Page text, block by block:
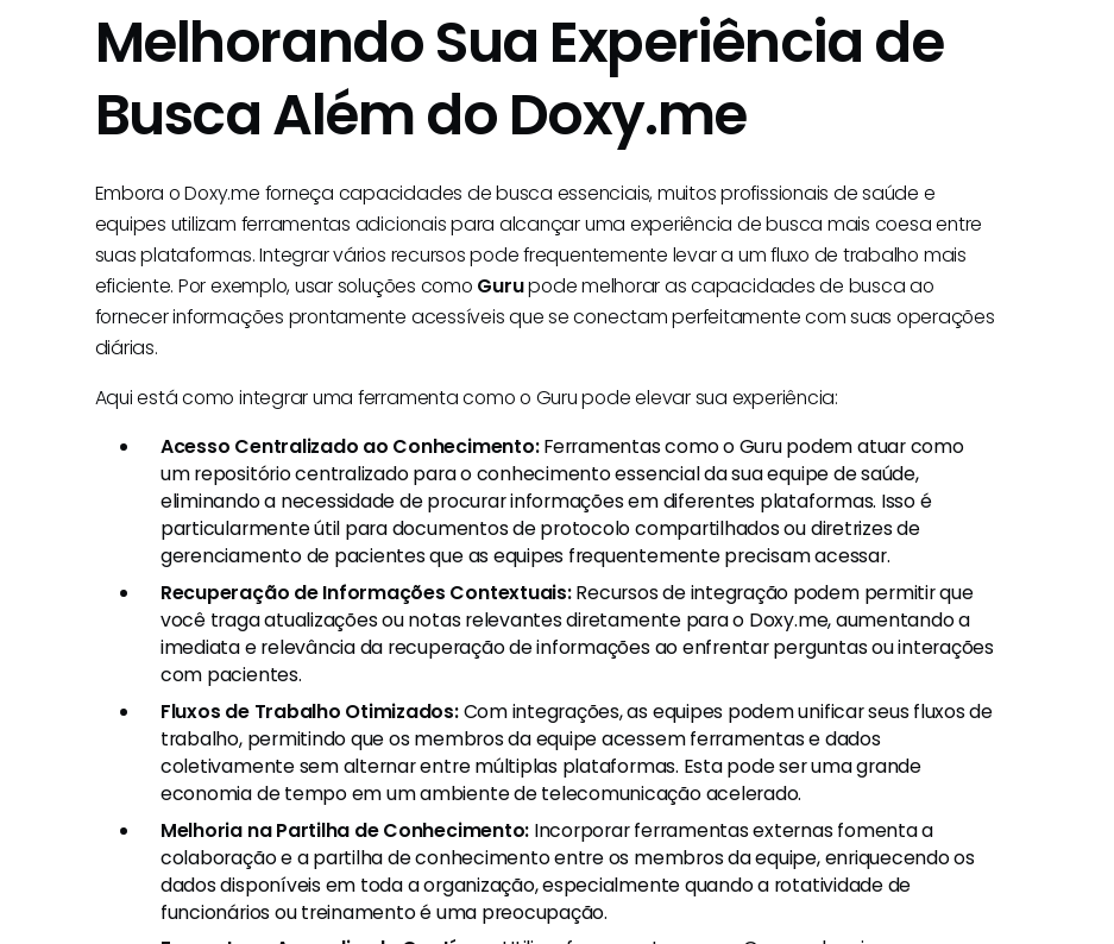
Melhorando Sua Experiência de
Busca Além do Doxy.me
Embora o Doxy.me forneça capacidades de busca essenciais, muitos profissionais de saúde e
equipes utilizam ferramentas adicionais para alcançar uma experiência de busca mais coesa entre
suas plataformas. Integrar vários recursos pode frequentemente levar a um fluxo de trabalho mais
eficiente. Por exemplo, usar soluções como Gurupode melhorar as capacidades de busca ao
fornecer informações prontamente acessíveis que se conectam perfeitamente com suas operações
diárias.
Aqui está como integrar uma ferramenta como o Guru pode elevar sua experiência:
Acesso Centralizado ao Conhecimento:Ferramentas como o Guru podem atuar como
um repositório centralizado para o conhecimento essencial da sua equipe de saúde,
eliminando a necessidade de procurar informações em diferentes plataformas. Isso é
particularmente útil para documentos de protocolo compartilhados ou diretrizes de
gerenciamento de pacientes que as equipes frequentemente precisam acessar.
Recuperação de Informações Contextuais:Recursos de integração podem permitir que
você traga atualizações ou notas relevantes diretamente para o Doxy.me, aumentando a
imediata e relevância da recuperação de informações ao enfrentar perguntas ou interações
com pacientes.
Fluxos de Trabalho Otimizados:Com integrações, as equipes podem unificar seus fluxos de
trabalho, permitindo que os membros da equipe acessem ferramentas e dados
coletivamente sem alternar entre múltiplas plataformas. Esta pode ser uma grande
economia de tempo em um ambiente de telecomunicação acelerado.
Melhoria na Partilha de Conhecimento: Incorporar ferramentas externas fomenta a
colaboração e a partilha de conhecimento entre os membros da equipe, enriquecendo os
dados disponíveis em toda a organização, especialmente quando a rotatividade de
funcionários ou treinamento é uma preocupação.